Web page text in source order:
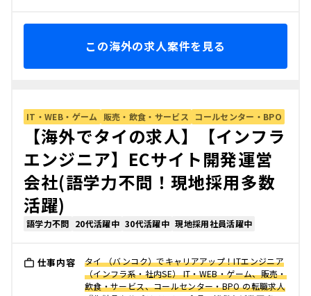
この海外の求人案件を見る
IT・WEB・ゲーム 販売・飲食・サービス コールセンター・BPO
【海外でタイの求人】【インフラ
エンジニア】ECサイト開発運営
会社(語学力不問！現地採用多数
活躍)
語学力不問 20代活躍中 30代活躍中 現地採用社員活躍中
仕事内容
タイ （バンコク）でキャリアアップ！ITエンジニア
（インフラ系・社内SE） IT・WEB・ゲーム、販売・
飲食・サービス、コールセンター・BPO の転職求人